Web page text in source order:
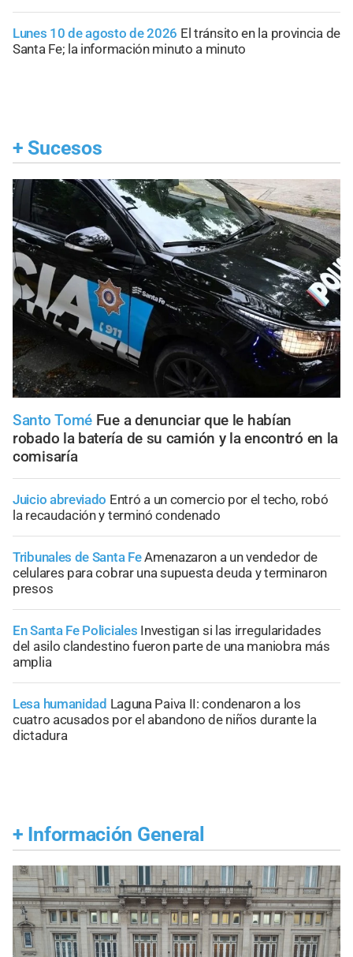
Lunes 10 de agosto de 2026 El tránsito en la provincia de
Santa Fe; la información minuto a minuto
+ Sucesos
Santo Tomé Fue a denunciar que le habían
robado la batería de su camión y la encontró en la
comisaría
Juicio abreviado Entró a un comercio por el techo, robó
la recaudación y terminó condenado
Tribunales de Santa FeAmenazaron a un vendedor de
celulares para cobrar una supuesta deuda y terminaron
presos
En Santa Fe Policiales Investigan si las irregularidades
del asilo clandestino fueron parte de una maniobra más
amplia
Lesa humanidad Laguna Paiva II: condenaron a los
cuatro acusados por el abandono de niños durante la
dictadura
+ Información General